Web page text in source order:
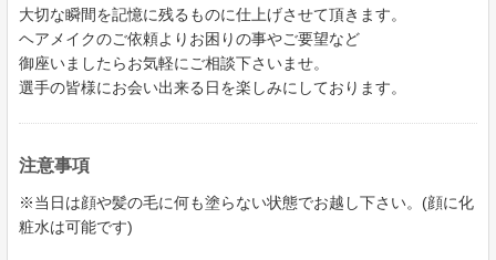
大切な瞬間を記憶に残るものに仕上げさせて頂きます。
ヘアメイクのご依頼よりお困りの事やご要望など
御座いましたらお気軽にご相談下さいませ。
選手の皆様にお会い出来る日を楽しみにしております。
注意事項
※当日は顔や髪の毛に何も塗らない状態でお越し下さい。(顔に化
粧水は可能です)